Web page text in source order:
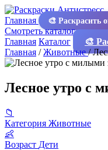
Главная 🎨 Раскрасить
Смотреть каталог
Главная Каталог 🎨
Главная /Животные/
Лесное утро с
📁
Категория Животные
👶
Возраст Дети